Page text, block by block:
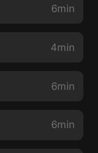
6min
4min
6min
6min